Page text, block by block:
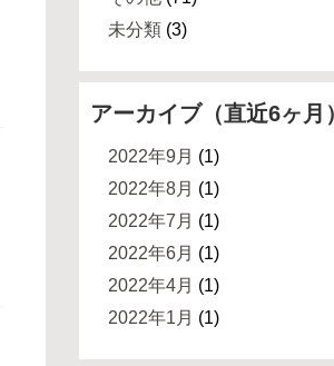
未分類 (3)
アーカイブ（直近6ヶ月）
2022年9月 (1)
2022年8月 (1)
2022年7月 (1)
2022年6月 (1)
2022年4月 (1)
2022年1月 (1)